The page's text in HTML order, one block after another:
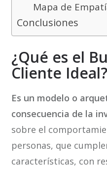
Mapa de
Conclusiones
¿Qué es el
Cliente Ideal?
Es un modelo o
consecuencia de la
sobre el
personas, que
características, con